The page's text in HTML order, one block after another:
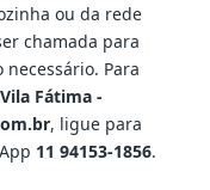
ou da rede
chamada para
Para
Fátima -
, ligue para
11 94153-1856.